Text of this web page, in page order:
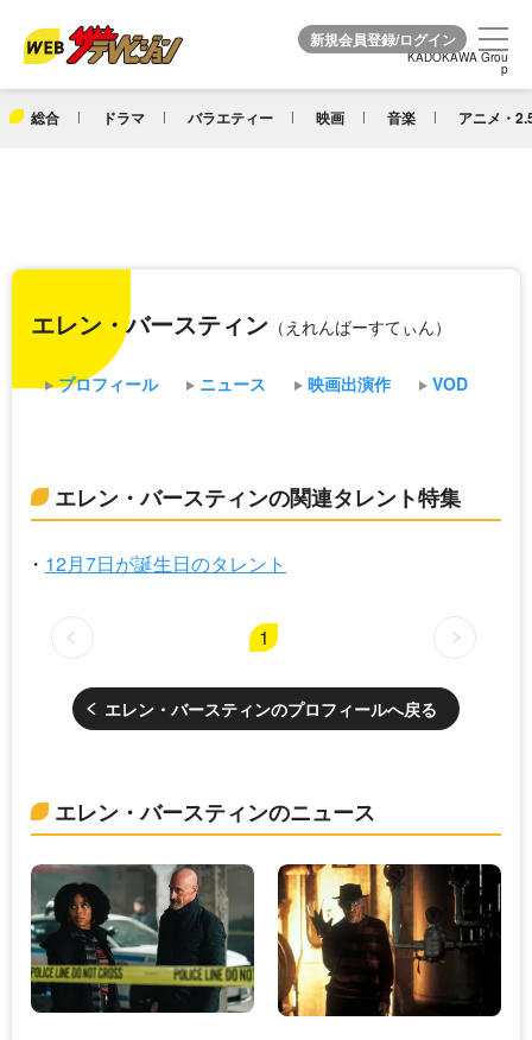
KADOKAWA Grou
p
総合 ドラマ バラエティー 映画 音楽 アニメ・
KADOKAWA Grou
p
エレン・バースティン （えれんばーすてぃん）
プロフィール ニュース 映画出演作 VOD
エレン・バースティンの関連タレント特集
12月7日が誕生日のタレント
1
エレン・バースティンのプロフィールへ戻る
エレン・バースティンのニュース